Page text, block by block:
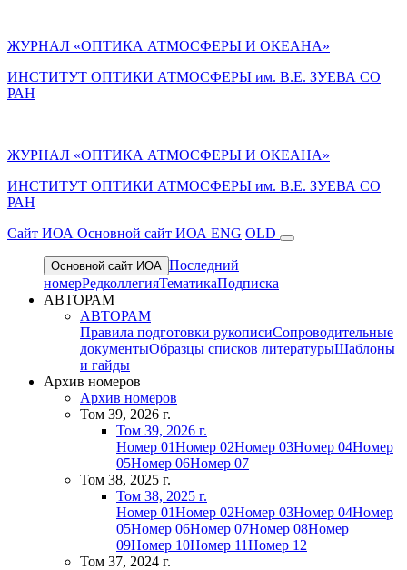
ЖУРНАЛ «ОПТИКА АТМОСФЕРЫ И ОКЕАНА»
ИНСТИТУТ ОПТИКИ АТМОСФЕРЫ им. В.Е. ЗУЕВА СО
РАН
ЖУРНАЛ «ОПТИКА АТМОСФЕРЫ И ОКЕАНА»
ИНСТИТУТ ОПТИКИ АТМОСФЕРЫ им. В.Е. ЗУЕВА СО
РАН
Cайт ИОА Основной сайт ИОА ENG OLD
Основной сайт ИОА Последний
номерРедколлегияТематикаПодписка
АВТОРАМ
АВТОРАМ
Правила подготовки рукописиСопроводительные
документыОбразцы списков литературыШаблоны
и гайды
Архив номеров
Архив номеров
Том 39, 2026 г.
Том 39, 2026 г.
Номер 01Номер 02Номер 03Номер 04Номер
05Номер 06Номер 07
Том 38, 2025 г.
Том 38, 2025 г.
Номер 01Номер 02Номер 03Номер 04Номер
05Номер 06Номер 07Номер 08Номер
09Номер 10Номер 11Номер 12
Том 37, 2024 г.